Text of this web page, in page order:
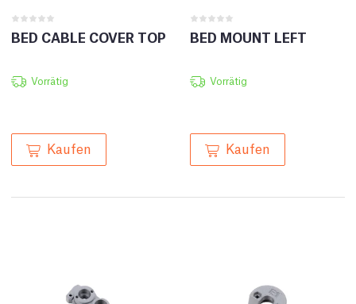
BED CABLE COVER TOP
Vorrätig
Kaufen
BED MOUNT LEFT
Vorrätig
Kaufen